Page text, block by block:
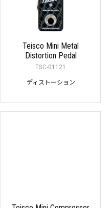
Teisco Mini Metal
Distortion Pedal
TSC-01121
ディストーション